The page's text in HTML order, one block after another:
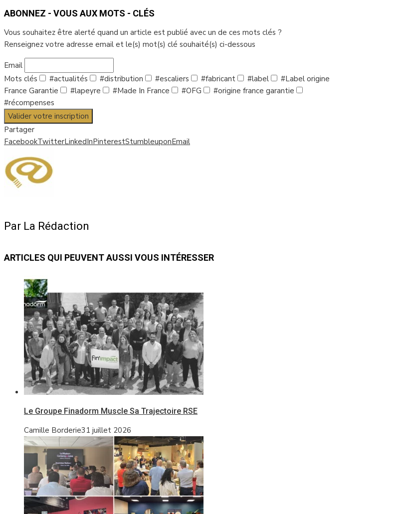
ABONNEZ - VOUS AUX MOTS - CLÉS
Vous souhaitez être alerté quand un article est publié avec un de ces mots clés ?
Renseignez votre adresse email et le(s) mot(s) clé souhaité(s) ci-dessous
Email
Mots clés
#actualités #distribution #escaliers #fabricant #label
#Label origine
France Garantie
#lapeyre #Made In France #OFG
#origine france garantie
#récompenses
Valider votre inscription
Partager
FacebookTwitterLinkedInPinterestStumbleuponEmail
Par La Rédaction
ARTICLES QUI PEUVENT AUSSI VOUS INTÉRESSER
Le Groupe Finadorm Muscle Sa Trajectoire RSE
Camille Borderie31 juillet 2026